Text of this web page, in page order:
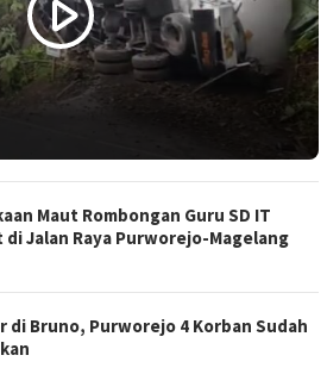
Maut Rombongan Guru SD IT
di Jalan Raya Purworejo-Magelang
di Bruno, Purworejo 4 Korban Sudah